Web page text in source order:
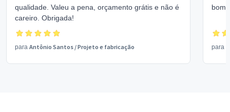
qualidade. Valeu a pena, orçamento grátis e não é
careiro. Obrigada!
para Antônio Santos /Projeto e fabricação
bom
para